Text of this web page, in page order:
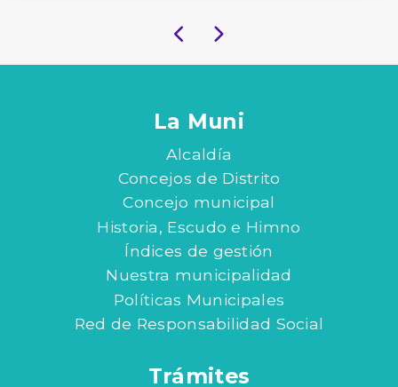
La Muni
Alcaldía
Concejos de Distrito
Concejo municipal
Historia, Escudo e Himno
Índices de gestión
Nuestra municipalidad
Políticas Municipales
Red de Responsabilidad Social
Trámites